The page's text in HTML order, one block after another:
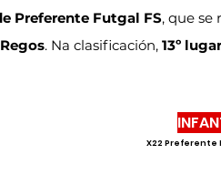
Preferente Futgal FS, que se
. Na clasificación, 13º
X22 Preferente